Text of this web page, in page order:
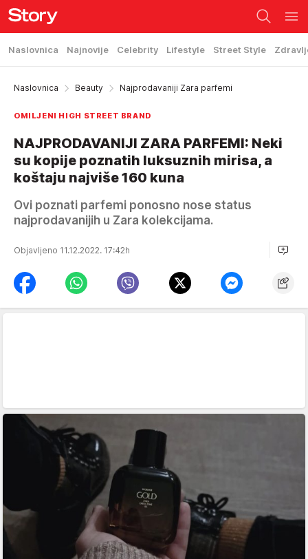
Naslovnica Najnovije Celebrity Lifestyle Street Style
Naslovnica Beauty Najprodavaniji Zara parfemi
OMILJENI HIGH STREET BRAND
NAJPRODAVANIJI ZARA PARFEMI: Neki
su kopije poznatih luksuznih mirisa, a
koštaju najviše 160 kuna
Ovi poznati parfemi ponosno nose status
najprodavanijih u Zara kolekcijama.
Objavljeno 11.12.2022. 17:42h